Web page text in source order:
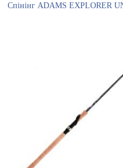
Спінінг ADAMS EXPLORER